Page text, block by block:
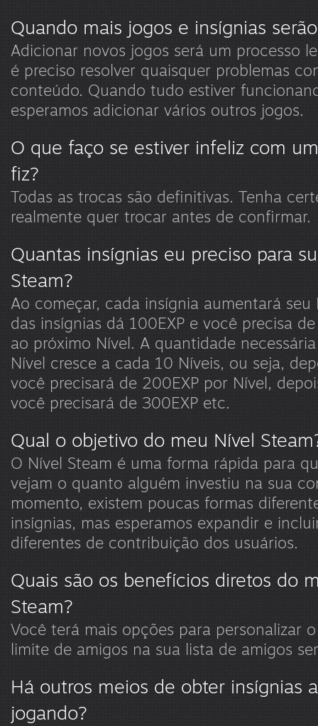
Quando mais jogos e insígnias
Adicionar novos jogos será um processo
é preciso resolver quaisquer problemas
conteúdo. Quando tudo estiver
esperamos adicionar vários outros jogos.
O que faço se estiver infeliz com
fiz?
Todas as trocas são definitivas. Tenha
realmente quer trocar antes de confirmar.
Quantas insígnias eu preciso para
Steam?
Ao começar, cada insígnia aumentará seu
das insígnias dá 100EXP e você precisa
ao próximo Nível. A quantidade
Nível cresce a cada 10 Níveis, ou seja,
você precisará de 200EXP por Nível,
você precisará de 300EXP etc.
Qual o objetivo do meu Nível
O Nível Steam é uma forma rápida para
vejam o quanto alguém investiu na sua
momento, existem poucas formas
insígnias, mas esperamos expandir e
diferentes de contribuição dos usuários.
Quais são os benefícios diretos do
Steam?
Você terá mais opções para personalizar
limite de amigos na sua lista de amigos
Há outros meios de obter insígnias
jogando?